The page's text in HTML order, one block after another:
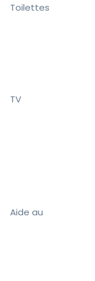
Toilettes
TV
Aide au